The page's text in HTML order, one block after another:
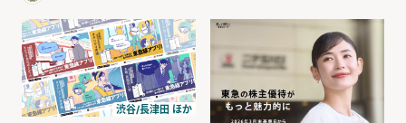
渋谷/長津田 ほか